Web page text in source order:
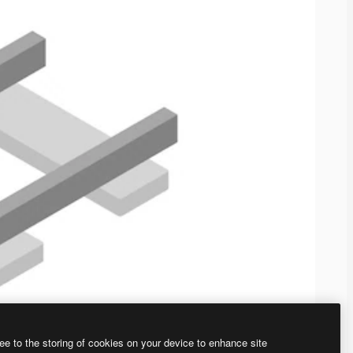
to the storing of cookies on your device to enhance site